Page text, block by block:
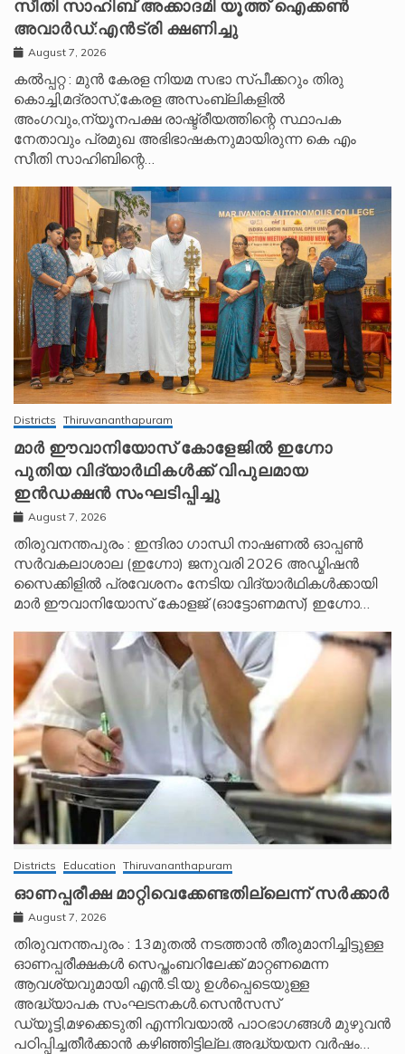
സീതി സാഹിബ് അക്കാദമി യൂത്ത് ഐക്കൺ
അവാർഡ്:എൻട്രി ക്ഷണിച്ചു
August 7, 2026
കൽപ്പറ്റ : മുൻ കേരള നിയമ സഭാ സ്പീക്കറും തിരു
കൊച്ചി,മദ്രാസ്,കേരള അസംബ്ലികളിൽ
അംഗവും,ന്യൂനപക്ഷ രാഷ്ട്രീയത്തിന്റെ സ്ഥാപക
നേതാവും പ്രമുഖ അഭിഭാഷകനുമായിരുന്ന കെ എം
സീതി സാഹിബിന്റെ…
Districts Thiruvananthapuram
മാർ ഈവാനിയോസ് കോളേജിൽ ഇഗ്നോ
പുതിയ വിദ്യാർഥികൾക്ക് വിപുലമായ
ഇൻഡക്ഷൻ സംഘടിപ്പിച്ചു
August 7, 2026
തിരുവനന്തപുരം : ഇന്ദിരാ ഗാന്ധി നാഷണൽ ഓപ്പൺ
സർവകലാശാല (ഇഗ്നോ) ജനുവരി 2026 അഡ്മിഷൻ
സൈക്കിളിൽ പ്രവേശനം നേടിയ വിദ്യാർഥികൾക്കായി
മാർ ഈവാനിയോസ് കോളജ് (ഓട്ടോണമസ്) ഇഗ്നോ…
Districts Education Thiruvananthapuram
ഓണപ്പരീക്ഷ മാറ്റിവെക്കേണ്ടതില്ലെന്ന് സർക്കാർ
August 7, 2026
തിരുവനന്തപുരം : 13മുതൽ നടത്താൻ തീരുമാനിച്ചിട്ടുള്ള
ഓണപ്പരീക്ഷകൾ സെപ്തംബറിലേക്ക് മാറ്റണമെന്ന
ആവശ്യവുമായി എൻ.ടി.യു ഉൾപ്പെടെയുള്ള
അദ്ധ്യാപക സംഘടനകൾ.സെൻസസ്
ഡ്യൂട്ടി,മഴക്കെടുതി എന്നിവയാൽ പാഠഭാഗങ്ങൾ മുഴുവൻ
പഠിപ്പിച്ചതീർക്കാൻ കഴിഞ്ഞിട്ടില്ല.അദ്ധ്യയന വർഷം…